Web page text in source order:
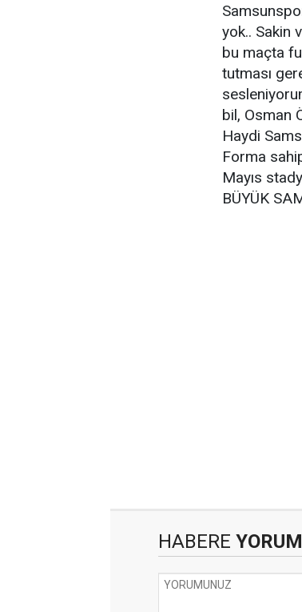
yok.. Sakin
bu maçta
tutması
bil, Osman
Haydi
Forma
Mayıs
BÜYÜK
HABERE